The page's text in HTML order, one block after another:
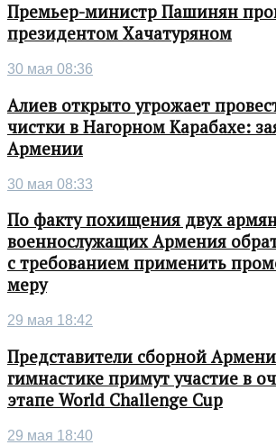
Премьер-министр Пашинян
президентом Хачатуряном
30 мая 08:36
Алиев открыто угрожает
чистки в Нагорном Карабахе:
Армении
30 мая 08:33
По факту похищения двух
военнослужащих Армения
с требованием применить
меру
29 мая 18:42
Представители сборной
гимнастике примут участие в
этапе World Challenge Cup
29 мая 18:40